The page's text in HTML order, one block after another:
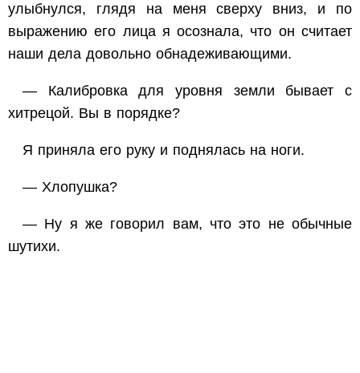
улыбнулся, глядя на меня сверху вниз, и по
выражению его лица я осознала, что он считает
наши дела довольно обнадеживающими.
— Калибровка для уровня земли бывает с
хитрецой. Вы в порядке?
Я приняла его руку и поднялась на ноги.
— Хлопушка?
— Ну я же говорил вам, что это не обычные
шутихи.